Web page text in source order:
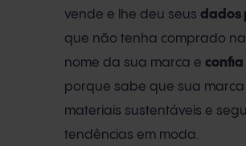
vende e lhe deu seus dados
que não tenha comprado
nome da sua marca e confia
porque sabe que sua
materiais sustentáveis e
tendências em moda.